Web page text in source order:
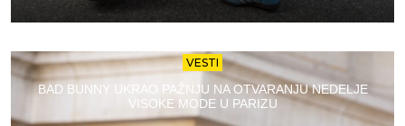
VESTI
BAD BUNNY UKRAO PAŽNJU NA OTVARANJU NEDELJE
VISOKE MODE U PARIZU